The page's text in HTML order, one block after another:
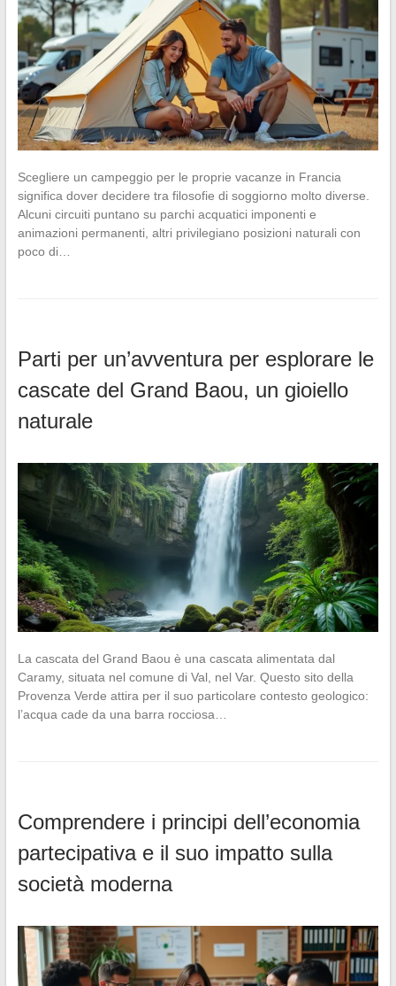
Scegliere un campeggio per le proprie vacanze in Francia
significa dover decidere tra filosofie di soggiorno molto diverse.
Alcuni circuiti puntano su parchi acquatici imponenti e
animazioni permanenti, altri privilegiano posizioni naturali con
poco di…
Parti per un’avventura per esplorare le
cascate del Grand Baou, un gioiello
naturale
La cascata del Grand Baou è una cascata alimentata dal
Caramy, situata nel comune di Val, nel Var. Questo sito della
Provenza Verde attira per il suo particolare contesto geologico:
l’acqua cade da una barra rocciosa…
Comprendere i principi dell’economia
partecipativa e il suo impatto sulla
società moderna